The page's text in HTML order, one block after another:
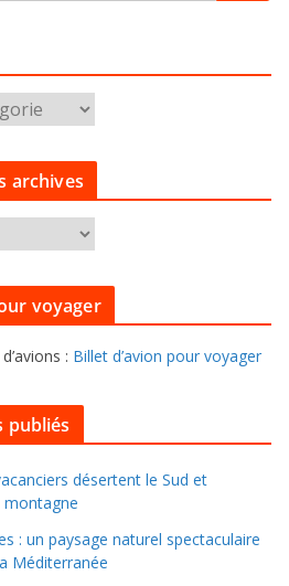
archives
voyager
: Billet d’avion pour voyager
publiés
désertent le Sud et
: un paysage naturel spectaculaire
Méditerranée